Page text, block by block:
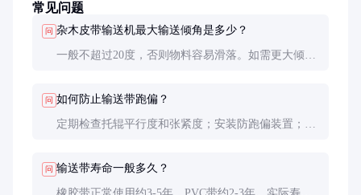
常见问题
问 杂木皮带输送机最大输送倾角是多少？
一般不超过20度，否则物料容易滑落。如需更大倾
问 如何防止输送带跑偏？
定期检查托辊平行度和张紧度；安装防跑偏装置；保
问 输送带寿命一般多久？